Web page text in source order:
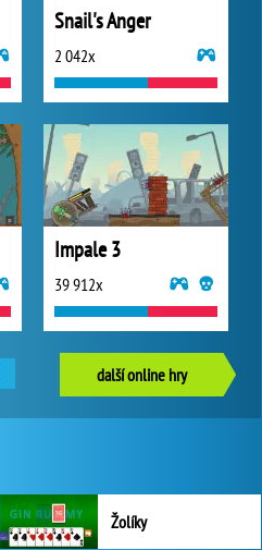
Snail's Anger
2 042x
Impale 3
39 912x
další online hry
Žolíky